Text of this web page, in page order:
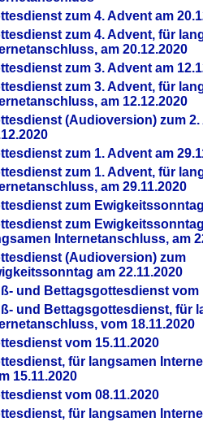
zum 4. Advent am
zum 4. Advent, für
am 20.12.2020
zum 3. Advent am
zum 3. Advent, für
am 12.12.2020
(Audioversion) zum 2.
zum 1. Advent am
zum 1. Advent, für
am 29.11.2020
zum
zum
Internetanschluss, am
(Audioversion) zum
am 22.11.2020
und Bettagsgottesdienst vom
und Bettagsgottesdienst, für
vom 18.11.2020
vom 15.11.2020
für langsamen
15.11.2020
vom 08.11.2020
für langsamen